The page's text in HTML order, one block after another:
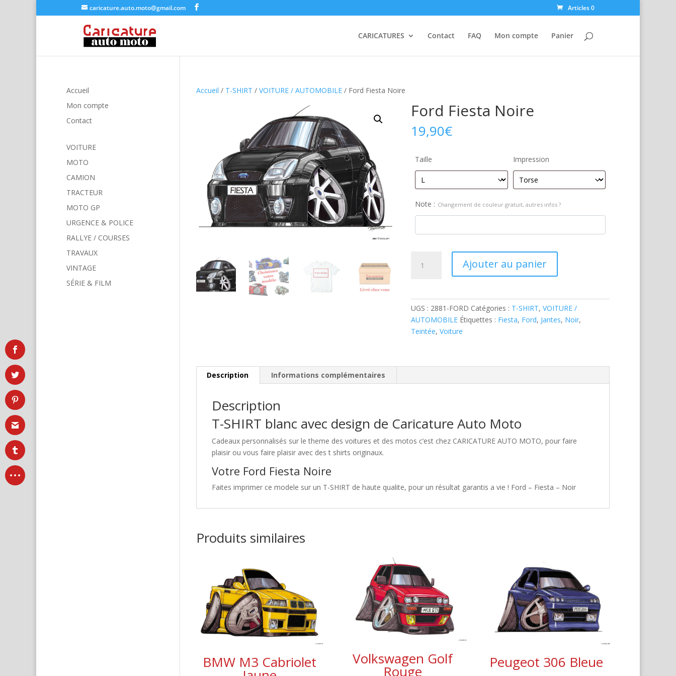
caricature.auto.moto@gmail.com Articles 0
CARICATURES Contact FAQ Mon compte Panier
Accueil / T-SHIRT / VOITURE / AUTOMOBILE/ Ford Fiesta Noire
Ford Fiesta Noire
19,90€
Taille Impression
Note : Changement de couleur gratuit, autres infos ?
Ajouter au panier
UGS : 2881-FORD Catégories : T-SHIRT,VOITURE /
AUTOMOBILE Étiquettes : Fiesta, Ford, Jantes, Noir,
Teintée,Voiture
Description Informations complémentaires
Description
T-SHIRT blanc avec design de Caricature Auto Moto
Cadeaux personnalisés sur le theme des voitures et des motos c’est chez CARICATURE AUTO MOTO, pour faire
plaisir ou vous faire plaisir avec des t shirts originaux.
Votre Ford Fiesta Noire
Faites imprimer ce modele sur un T-SHIRT de haute qualite, pour un résultat garantis a vie ! Ford – Fiesta – Noir
Produits similaires
BMW M3 Cabriolet Volkswagen Golf
Rouge
Peugeot 306 Bleue
Accueil
Mon compte
Contact
VOITURE
MOTO
CAMION
TRACTEUR
MOTO GP
URGENCE & POLICE
RALLYE / COURSES
TRAVAUX
VINTAGE
SÉRIE & FILM